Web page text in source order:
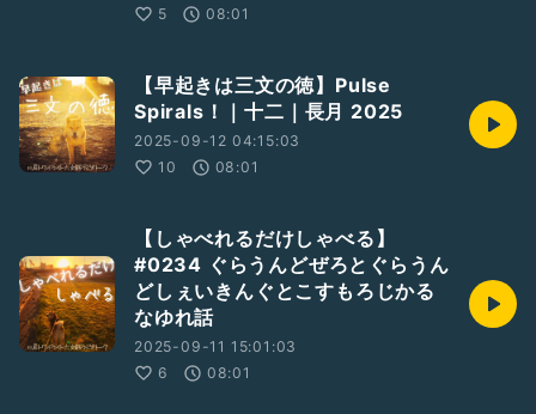
5
08:01
【早起きは三文の徳】Pulse
Spirals！｜十二｜長月 2025
2025-09-12 04:15:03
10
08:01
【しゃべれるだけしゃべる】
#0234 ぐらうんどぜろとぐらうん
どしぇいきんぐとこすもろじかる
なゆれ話
2025-09-11 15:01:03
6
08:01